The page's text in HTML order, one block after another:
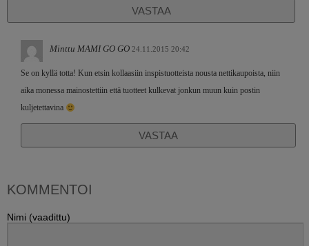
VASTAA
Minttu MAMI GO GO 24.11.2015 20:42
Se on kyllä totta! Kun etsin kollaasiin inspistuotteista nousta nettikaupoista, niin
aika monessa mainostettiin että tuotteet kulkevat jonkun muun kuin postin
kuljetettavina
VASTAA
KOMMENTOI
Nimi (vaadittu)